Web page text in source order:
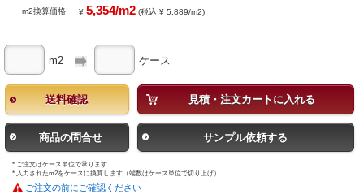
m2換算価格 ¥5,354/m2 (税込 ¥ 5,889/m2)
m2 ケース
送料確認 見積・注文カートに入れる
商品の問合せ サンプル依頼する
* ご注文はケース単位で承ります
* 入力されたm2をケースに換算します（端数はケース単位で切り上げ）
ご注文の前にご確認ください